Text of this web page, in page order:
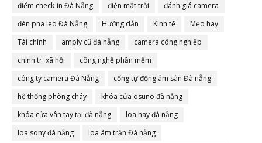
điểm check-in Đà Nẵng
điện mặt trời
đánh giá camera
đèn pha led Đà Nẵng
Hướng dẫn Kinh tế
Mẹo hay
Tài chính
amply cũ đà nẵng
camera công nghiệp
chính trị xã hội
công nghệ phần mềm
công ty camera Đà Nẵng
cổng tự động âm sàn Đà nẵng
hệ thống phòng cháy
khóa cửa osuno đà nẵng
khóa cửa vân tay tại đà nẵng
loa hay đà nẵng
loa sony đà nẵng
loa âm trần Đà nẵng